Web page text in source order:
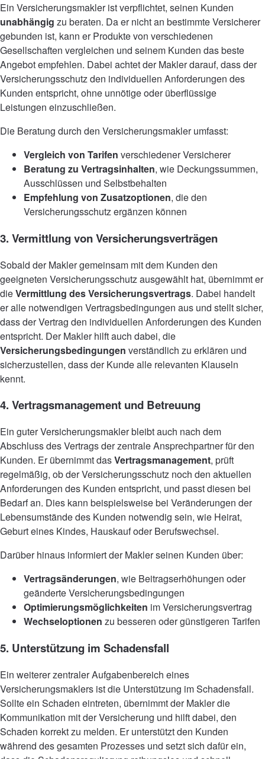
Ein Versicherungsmakler ist verpflichtet, seinen Kunden
unabhängig zu beraten. Da er nicht an bestimmte Versicherer
gebunden ist, kann er Produkte von verschiedenen
Gesellschaften vergleichen und seinem Kunden das beste
Angebot empfehlen. Dabei achtet der Makler darauf, dass der
Versicherungsschutz den individuellen Anforderungen des
Kunden entspricht, ohne unnötige oder überflüssige
Leistungen einzuschließen.
Die Beratung durch den Versicherungsmakler umfasst:
Vergleich von Tarifen verschiedener Versicherer
Beratung zu Vertragsinhalten, wie Deckungssummen,
Ausschlüssen und Selbstbehalten
Empfehlung von Zusatzoptionen, die den
Versicherungsschutz ergänzen können
3. Vermittlung von Versicherungsverträgen
Sobald der Makler gemeinsam mit dem Kunden den
geeigneten Versicherungsschutz ausgewählt hat, übernimmt er
dieVermittlung des Versicherungsvertrags. Dabei handelt
er alle notwendigen Vertragsbedingungen aus und stellt sicher,
dass der Vertrag den individuellen Anforderungen des Kunden
entspricht. Der Makler hilft auch dabei, die
Versicherungsbedingungen verständlich zu erklären und
sicherzustellen, dass der Kunde alle relevanten Klauseln
kennt.
4. Vertragsmanagement und Betreuung
Ein guter Versicherungsmakler bleibt auch nach dem
Abschluss des Vertrags der zentrale Ansprechpartner für den
Kunden. Er übernimmt dasVertragsmanagement, prüft
regelmäßig, ob der Versicherungsschutz noch den aktuellen
Anforderungen des Kunden entspricht, und passt diesen bei
Bedarf an. Dies kann beispielsweise bei Veränderungen der
Lebensumstände des Kunden notwendig sein, wie Heirat,
Geburt eines Kindes, Hauskauf oder Berufswechsel.
Darüber hinaus informiert der Makler seinen Kunden über:
Vertragsänderungen, wie Beitragserhöhungen oder
geänderte Versicherungsbedingungen
Optimierungsmöglichkeiten im Versicherungsvertrag
Wechseloptionen zu besseren oder günstigeren Tarifen
5. Unterstützung im Schadensfall
Ein weiterer zentraler Aufgabenbereich eines
Versicherungsmaklers ist die Unterstützung im Schadensfall.
Sollte ein Schaden eintreten, übernimmt der Makler die
Kommunikation mit der Versicherung und hilft dabei, den
Schaden korrekt zu melden. Er unterstützt den Kunden
während des gesamten Prozesses und setzt sich dafür ein,